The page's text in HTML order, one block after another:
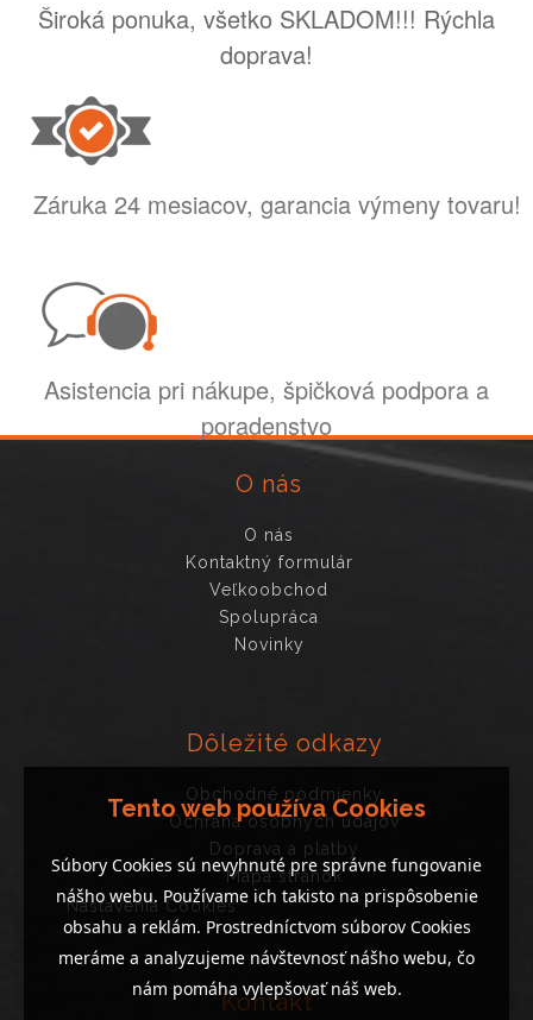
Široká ponuka, všetko SKLADOM!!! Rýchla
doprava!
Záruka 24 mesiacov, garancia výmeny tovaru!
Asistencia pri nákupe, špičková podpora a
poradenstvo
O nás
O nás
Kontaktný formulár
Veľkoobchod
Spolupráca
Novinky
Dôležité odkazy
Obchodné podmienky
Ochrana osobných údajov
Doprava a platby
Mapa stránok
Nastavenia Cookies
Kontakt
Tento web používa Cookies
Súbory Cookies sú nevyhnuté pre správne fungovanie
nášho webu. Používame ich takisto na prispôsobenie
obsahu a reklám. Prostredníctvom súborov Cookies
meráme a analyzujeme návštevnosť nášho webu, čo
nám pomáha vylepšovať náš web.